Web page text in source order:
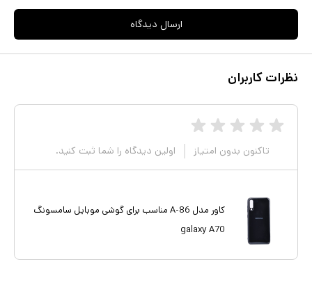
ارسال دیدگاه
نظرات کاربران
تاکنون بدون امتیاز اولین دیدگاه را شما ثبت کنید.
کاور مدل A-86 مناسب برای گوشی موبایل سامسونگ
galaxy A70